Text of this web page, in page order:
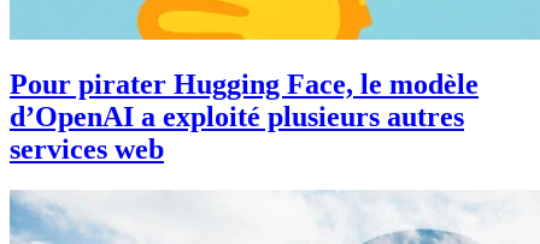
Pour pirater Hugging Face, le modèle
d’OpenAI a exploité plusieurs autres
services web